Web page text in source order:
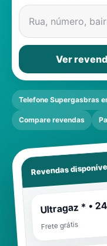
Rua, número,
Ver
Telefone Supergasbras
Compare revendas
Revendas
Ultragaz * •
Frete grátis